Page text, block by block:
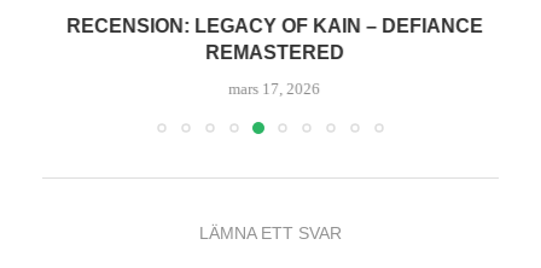
RECENSION: LEGACY OF KAIN – DEFIANCE
REMASTERED
mars 17, 2026
LÄMNA ETT SVAR